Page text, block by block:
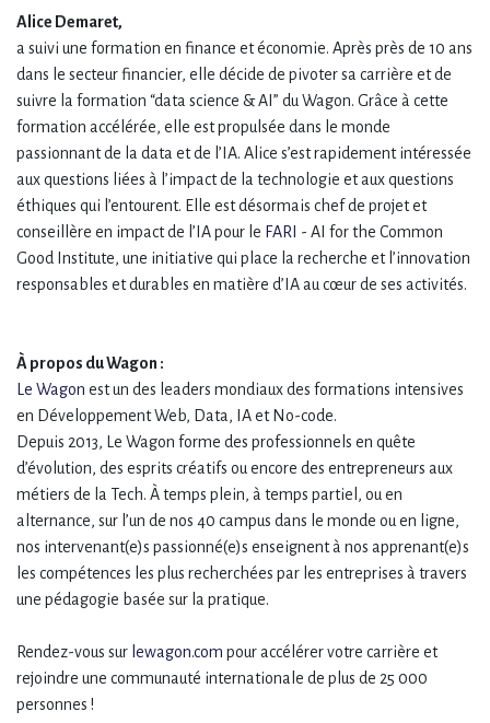
Alice Demaret,
a suivi une formation en finance et économie. Après près de 10 ans
dans le secteur financier, elle décide de pivoter sa carrière et de
suivre la formation “data science & AI” du Wagon. Grâce à cette
formation accélérée, elle est propulsée dans le monde
passionnant de la data et de l’IA. Alice s’est rapidement intéressée
aux questions liées à l’impact de la technologie et aux questions
éthiques qui l’entourent. Elle est désormais chef de projet et
conseillère en impact de l’IA pour le FARI - AI for the Common
Good Institute, une initiative qui place la recherche et l’innovation
responsables et durables en matière d’IA au cœur de ses activités.
À propos du Wagon :
Le Wagon est un des leaders mondiaux des formations intensives
en Développement Web, Data, IA et No-code.
Depuis 2013, Le Wagon forme des professionnels en quête
d’évolution, des esprits créatifs ou encore des entrepreneurs aux
métiers de la Tech. À temps plein, à temps partiel, ou en
alternance, sur l’un de nos 40 campus dans le monde ou en ligne,
nos intervenant(e)s passionné(e)s enseignent à nos apprenant(e)s
les compétences les plus recherchées par les entreprises à travers
une pédagogie basée sur la pratique.
Rendez-vous sur lewagon.com pour accélérer votre carrière et
rejoindre une communauté internationale de plus de 25 000
personnes !